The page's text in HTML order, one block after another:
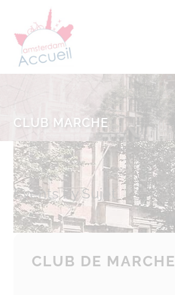
CLUB MARCHE
Events by Sujet
CLUB DE MARCHE